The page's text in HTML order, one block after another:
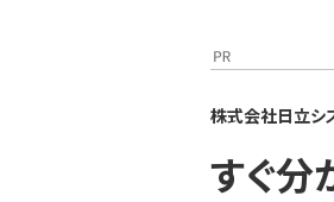
すぐ分
株式会社日立シ